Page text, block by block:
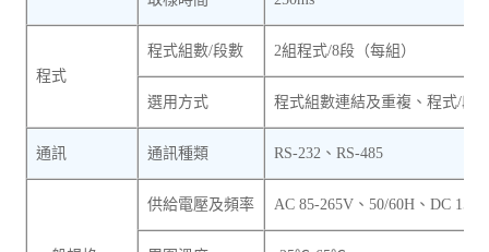
程式
程式組數/段數 2組程式/8段（每組）
選用方式 程式組數連結及重複、程式/段
通訊 通訊種類 RS-232、RS-485
供給電壓及頻率 AC 85-265V、50/60H、DC 15-